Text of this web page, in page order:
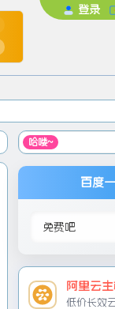
登录
登录后即可体验更多功能
哈喽~ ☞
百度
阿里云主
低价长效